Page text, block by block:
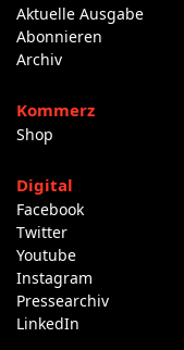
Aktuelle Ausgabe
Abonnieren
Archiv
Kommerz
Shop
Digital
Facebook
Twitter
Youtube
Instagram
Pressearchiv
LinkedIn